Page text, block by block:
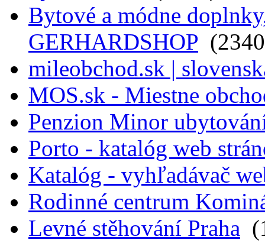
Bytové a módne
GERHARDSHOP
mileobchod.sk |
MOS.sk - Miestne
Penzion Minor
Porto - katalóg web
Katalóg - vyhľadávač
Rodinné centrum
Levné stěhování Praha